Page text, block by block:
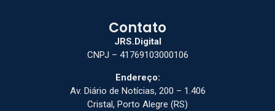
Contato
JRS.Digital
CNPJ – 41769103000106
Endereço:
Av. Diário de Notícias, 200 – 1.406
Cristal, Porto Alegre (RS)